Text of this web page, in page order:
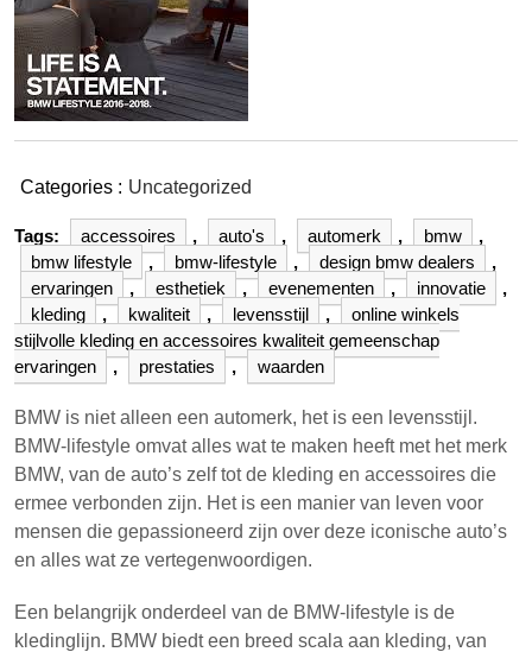
Categories : Uncategorized
Tags: accessoires , auto's , automerk , bmw
,
bmw lifestyle
, bmw-lifestyle , design bmw dealers
,
ervaringen
, esthetiek , evenementen , innovatie
,
kleding
, kwaliteit , levensstijl ,
online winkels
stijlvolle kleding en accessoires kwaliteit gemeenschap
ervaringen
, prestaties , waarden
BMW is niet alleen een automerk, het is een levensstijl.
BMW-lifestyle omvat alles wat te maken heeft met het merk
BMW, van de auto’s zelf tot de kleding en accessoires die
ermee verbonden zijn. Het is een manier van leven voor
mensen die gepassioneerd zijn over deze iconische auto’s
en alles wat ze vertegenwoordigen.
Een belangrijk onderdeel van de BMW-lifestyle is de
kledinglijn. BMW biedt een breed scala aan kleding, van